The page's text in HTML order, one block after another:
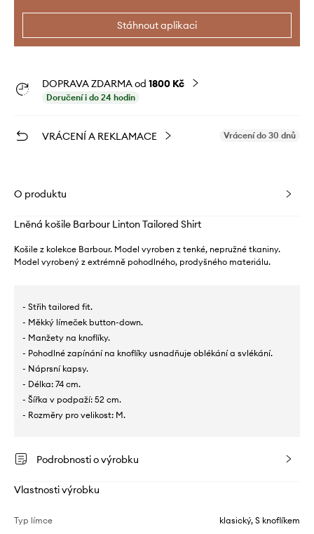
Stáhnout aplikaci
DOPRAVA ZDARMA od 1800 Kč
Doručení i do 24 hodin
VRÁCENÍ A REKLAMACE Vrácení do 30 dnů
O produktu
Lněná košile Barbour Linton Tailored Shirt
Košile z kolekce Barbour. Model vyroben z tenké, nepružné tkaniny.
Model vyrobený z extrémně pohodlného, ​​prodyšného materiálu.
- Střih tailored fit.
- Měkký límeček button-down.
- Manžety na knoflíky.
- Pohodlné zapínání na knoflíky usnadňuje oblékání a svlékání.
- Náprsní kapsy.
- Délka: 74 cm.
- Šířka v podpaží: 52 cm.
- Rozměry pro velikost: M.
Podrobnosti o výrobku
Vlastnosti výrobku
Typ límce klasický, S knoflíkem